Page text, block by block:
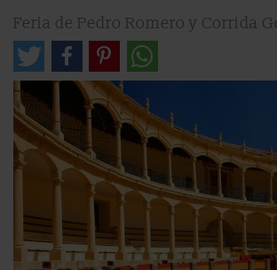
Feria de Pedro Romero y Corrida